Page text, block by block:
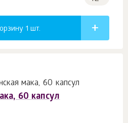
1 шт.
60 капсул